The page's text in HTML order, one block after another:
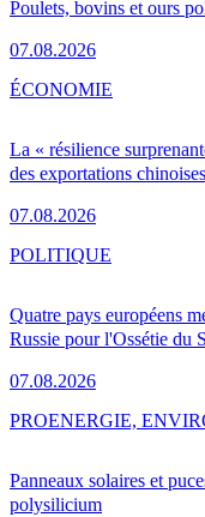
Poulets, bovins et ours
07.08.2026
La « résilience
des exportations chinoises
07.08.2026
ÉCONOMIE
Quatre pays européens
Russie pour l'Ossétie du
07.08.2026
POLITIQUE
Panneaux solaires et
polysilicium
PROENERGIE,